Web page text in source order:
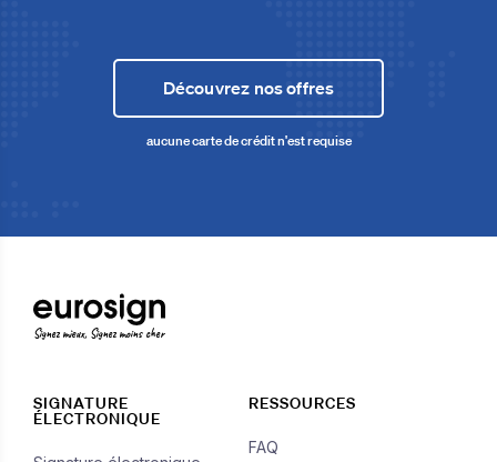
Découvrez nos offres
aucune carte de crédit n'est requise
Signez mieux, Signez moins cher
SIGNATURE
ÉLECTRONIQUE
RESSOURCES
FAQ